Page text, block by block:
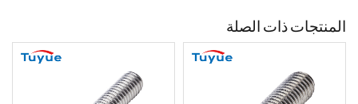
المنتجات ذات الصلة